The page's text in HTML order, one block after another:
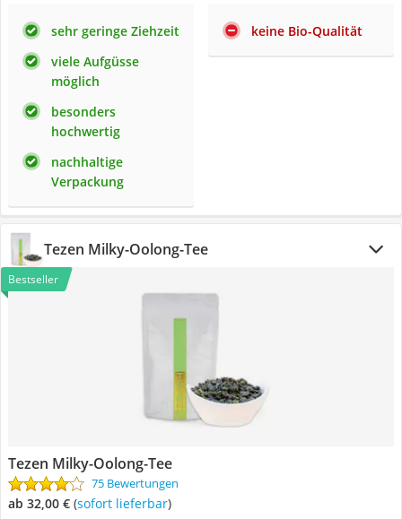
sehr geringe Ziehzeit
viele Aufgüsse
möglich
besonders
hochwertig
nachhaltige
Verpackung
keine Bio-Qualität
Tezen Milky-Oolong-Tee
Bestseller
Tezen Milky-Oolong-Tee
75 Bewertungen
ab 32,00 € ( Sofort lieferbar)